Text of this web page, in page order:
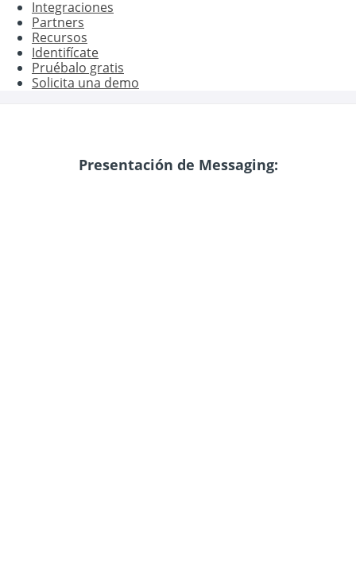
Integraciones
Partners
Recursos
Identifícate
Pruébalo gratis
Solicita una demo
Presentación de Messaging: